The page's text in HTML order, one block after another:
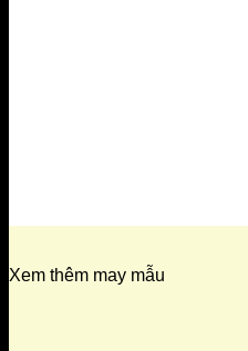
Xem thêm may mẫu